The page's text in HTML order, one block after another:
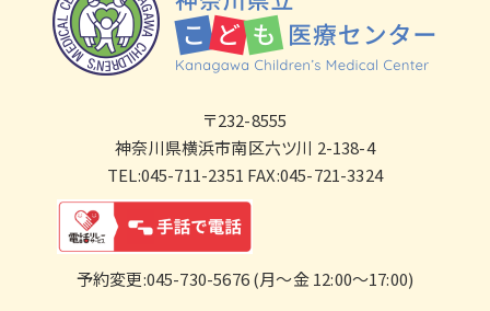
〒232-8555
神奈川県横浜市南区六ツ川 2-138-4
TEL:045-711-2351 FAX:045-721-3324
予約変更:045-730-5676 (月～金 12:00～17:00)